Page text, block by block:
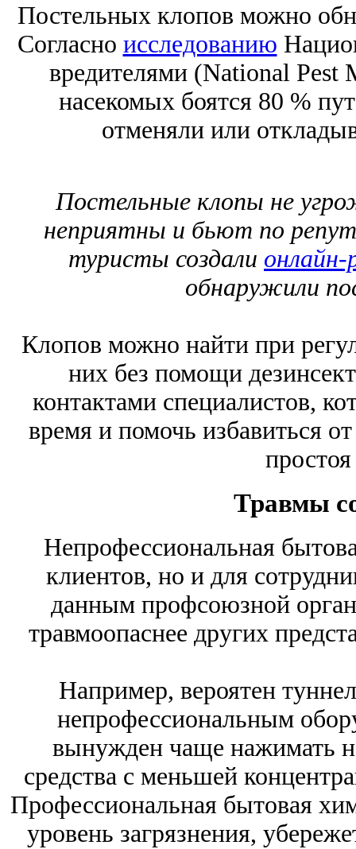
Постельных клопов можно
Согласно исследованию
вредителями (National Pest
насекомых боятся 80 %
отменяли или
Постельные клопы не
неприятны и бьют по
туристы создали
обнаружили
Клопов можно найти при
них без помощи
контактами специалистов,
время и помочь избавиться
Травмы
Непрофессиональная
клиентов, но и для
данным профсоюзной
травмоопаснее других
Например, вероятен
непрофессиональным
вынужден чаще нажимать
средства с меньшей
Профессиональная бытовая
уровень загрязнения,